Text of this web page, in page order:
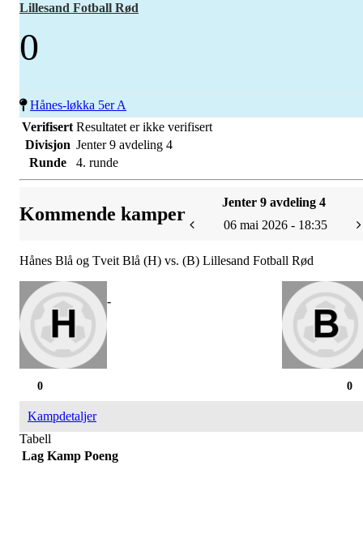
Lillesand Fotball Rød
0
Hånes-løkka 5er A
Verifisert Resultatet er ikke verifisert
Divisjon Jenter 9 avdeling 4
Runde
4. runde
Kommende kamper
Jenter 9 avdeling 4
06 mai 2026 - 18:35
Hånes Blå og Tveit Blå (H) vs. (B) Lillesand Fotball Rød
-
0
0
Kampdetaljer
Tabell
Lag Kamp Poeng